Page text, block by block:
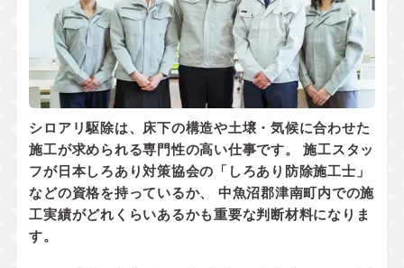
シロアリ駆除は、床下の構造や土壌・気候に合わせた
施工が求められる専門性の高い仕事です。 施工スタッ
フが日本しろあり対策協会の「しろあり防除施工士」
などの資格を持っているか、 中魚沼郡津南町内での施
工実績がどれくらいあるかも重要な判断材料になりま
す。